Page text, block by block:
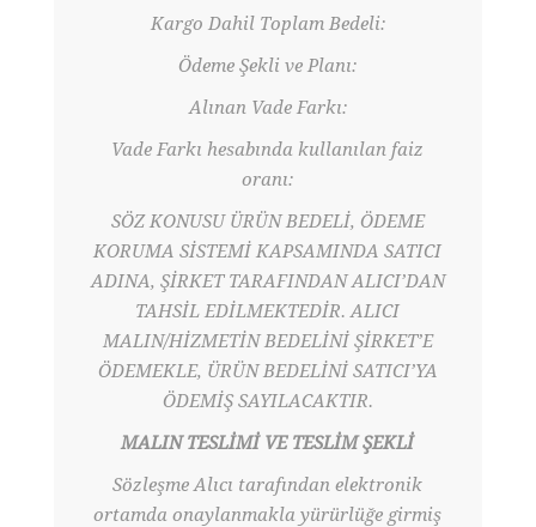
Kargo Dahil Toplam Bedeli:
Ödeme Şekli ve Planı:
Alınan Vade Farkı:
Vade Farkı hesabında kullanılan faiz
oranı:
SÖZ KONUSU ÜRÜN BEDELİ, ÖDEME
KORUMA SİSTEMİ KAPSAMINDA SATICI
ADINA, ŞİRKET TARAFINDAN ALICI’DAN
TAHSİL EDİLMEKTEDİR. ALICI
MALIN/HİZMETİN BEDELİNİ ŞİRKET’E
ÖDEMEKLE, ÜRÜN BEDELİNİ SATICI’YA
ÖDEMİŞ SAYILACAKTIR.
MALIN TESLİMİ VE TESLİM ŞEKLİ
Sözleşme Alıcı tarafından elektronik
ortamda onaylanmakla yürürlüğe girmiş